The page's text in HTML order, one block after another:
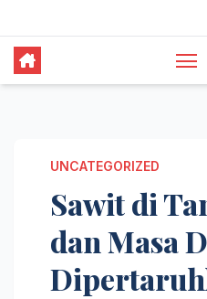
UNCATEGORIZED
Sawit di
dan Masa